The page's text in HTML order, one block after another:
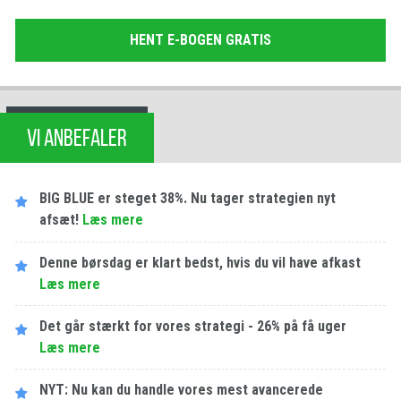
HENT E-BOGEN GRATIS
VI ANBEFALER
BIG BLUE er steget 38%. Nu tager strategien nyt
afsæt! Læs mere
Denne børsdag er klart bedst, hvis du vil have afkast
Læs mere
Det går stærkt for vores strategi - 26% på få uger
Læs mere
NYT: Nu kan du handle vores mest avancerede